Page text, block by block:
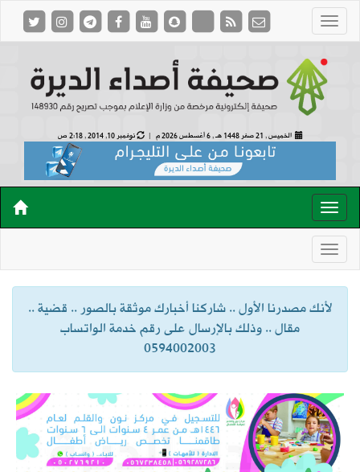
الخميس , 21 صفر 1448 هـ , 6 أغسطس 2026 م | نوفمبر 10, 2014 , 2:18 ص
لأنك مصدرنا الأول .. شاركنا أخبارك موثقة بالصور .. قضية ..
مقال .. وذلك بالإرسال على رقم خدمة الواتساب
0594002003